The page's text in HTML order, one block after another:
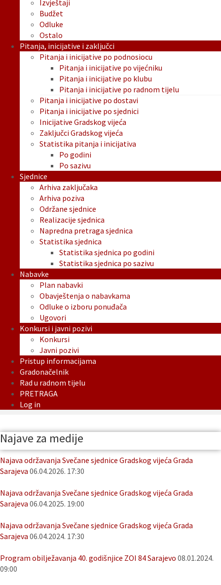
Izvještaji
Budžet
Odluke
Ostalo
Pitanja, inicijative i zaključci
Pitanja i inicijative po podnosiocu
Pitanja i inicijative po vijećniku
Pitanja i inicijative po klubu
Pitanja i inicijative po radnom tijelu
Pitanja i inicijative po dostavi
Pitanja i inicijative po sjednici
Inicijative Gradskog vijeća
Zaključci Gradskog vijeća
Statistika pitanja i inicijativa
Po godini
Po sazivu
Sjednice
Arhiva zaključaka
Arhiva poziva
Održane sjednice
Realizacije sjednica
Napredna pretraga sjednica
Statistika sjednica
Statistika sjednica po godini
Statistika sjednica po sazivu
Nabavke
Plan nabavki
Obavještenja o nabavkama
Odluke o izboru ponuđača
Ugovori
Konkursi i javni pozivi
Konkursi
Javni pozivi
Pristup informacijama
Gradonačelnik
Rad u radnom tijelu
PRETRAGA
Log in
Najave za medije
Najava održavanja Svečane sjednice Gradskog vijeća Grada
Sarajeva 06.04.2026. 17:30
Najava održavanja Svečane sjednice Gradskog vijeća Grada
Sarajeva 06.04.2025. 19:00
Najava održavanja Svečane sjednice Gradskog vijeća Grada
Sarajeva 06.04.2024. 17:30
Program obilježavanja 40. godišnjice ZOI 84 Sarajevo 08.01.2024.
09:00